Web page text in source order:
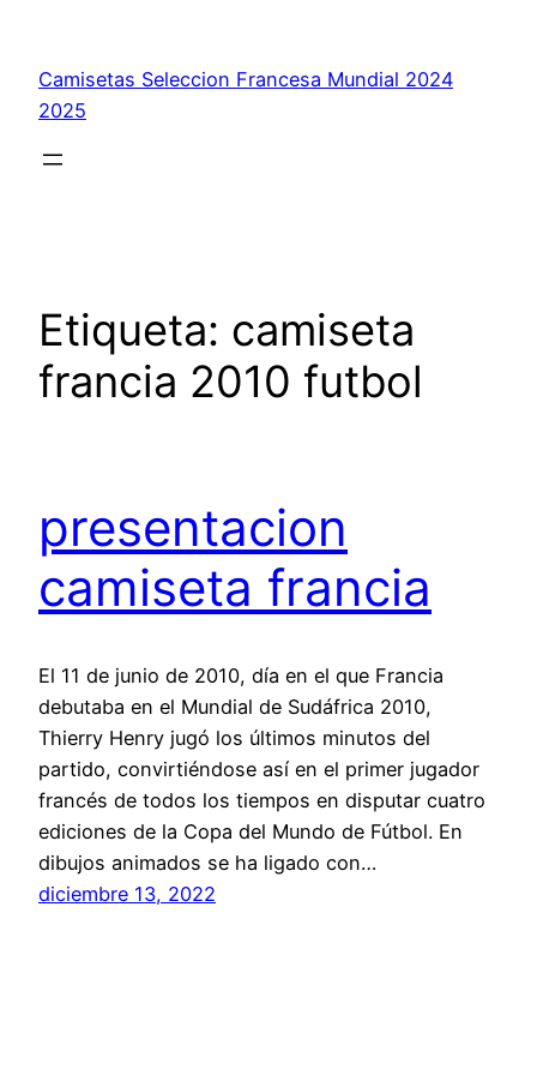
contenido
Camisetas Seleccion Francesa Mundial 2024
2025
Etiqueta: camiseta
francia 2010 futbol
presentacion
camiseta francia
El 11 de junio de 2010, día en el que Francia
debutaba en el Mundial de Sudáfrica 2010,
Thierry Henry jugó los últimos minutos del
partido, convirtiéndose así en el primer jugador
francés de todos los tiempos en disputar cuatro
ediciones de la Copa del Mundo de Fútbol. En
dibujos animados se ha ligado con…
diciembre 13, 2022